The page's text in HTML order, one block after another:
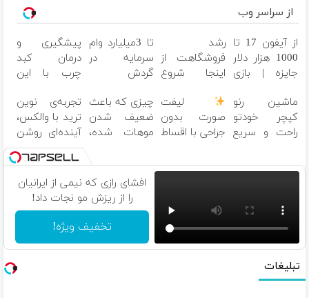
از سراسر وب
از آیفون 17 تا
1000 هزار دلار
جایزه | بازی
بچرخون
رشد
فروشگاهت از
اینجا شروع
درآمد بیشتر،
آماده‌ای؟
تا 3میلیارد وام
سرمایه در
گردش
فروشگاهت رو
ثبت کن
پیشگیری و
درمان کبد
چرب با این
گیاهی
ماشین رنو
کپچر خودتو
راحت و سریع
لیفت
صورت بدون
جراحی با اقساط
چیزی که باعث
ضعیف شدن
موهات شده،
چشمت باشه.
تجربه‌ی نوین
ترید با والکس،
آینده‌ای روشن
در انتظار
شماست
افشای رازی که نیمی از ایرانیان
را از ریزش مو نجات داد!
تخفیف ویژه!
تبلیغات